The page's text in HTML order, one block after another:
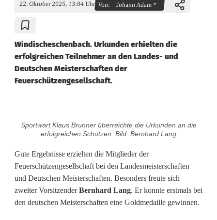
22. Oktober 2025, 13:04 Uhr Von: Johann Adam *
Windischeschenbach. Urkunden erhielten die
erfolgreichen Teilnehmer an den Landes- und
Deutschen Meisterschaften der
Feuerschützengesellschaft.
u
e
r
s
Sportwart Klaus Brunner überreichte die Urkunden an die
erfolgreichen Schützen. Bild. Bernhard Lang
Gute Ergebnisse erzielten die Mitglieder der
Feuerschützengesellschaft bei den Landesmeisterschaften
und Deutschen Meisterschaften. Besonders freute sich
zweiter VorsitzenderBernhard Lang. Er konnte erstmals bei
den deutschen Meisterschaften eine Goldmedaille gewinnen.